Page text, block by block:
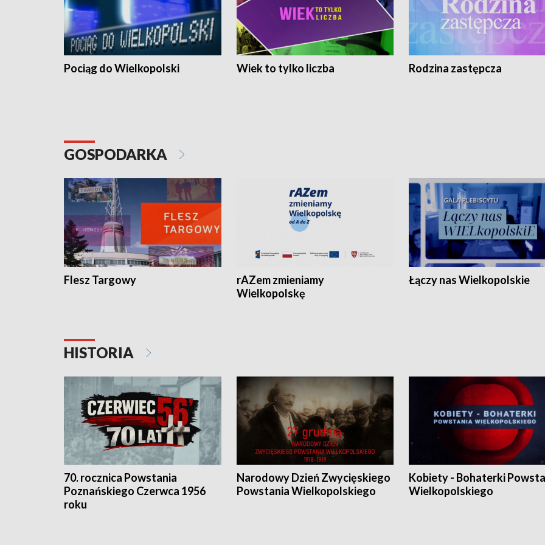
Pociąg do Wielkopolski Wiek to tylko liczba Rodzina zastępcza
GOSPODARKA
Flesz Targowy
rAZem zmieniamy
Wielkopolskę
Łączy nas Wielkopolskie
HISTORIA
70. rocznica Powstania
Poznańskiego Czerwca 1956
roku
Narodowy Dzień Zwycięskiego
Powstania Wielkopolskiego
Kobiety - Bohaterki
Wielkopolskiego